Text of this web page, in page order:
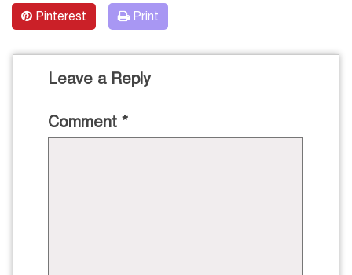
Pinterest Print
Leave a Reply
Comment *